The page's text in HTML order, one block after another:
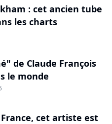
: cet ancien tube
les charts
de Claude François
le monde
cet artiste est